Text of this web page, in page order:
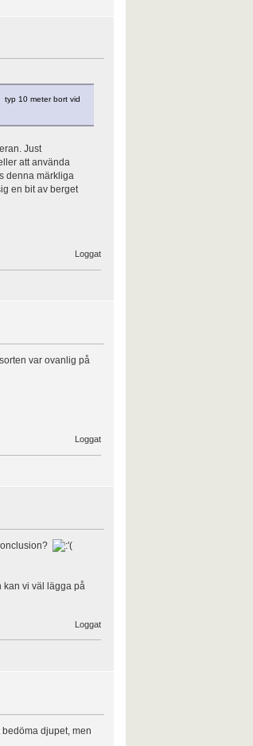
typ 10 meter bort vid
Just
att använda
denna märkliga
en bit av berget
Loggat
var ovanlig på
Loggat
kan vi väl lägga på
Loggat
djupet, men